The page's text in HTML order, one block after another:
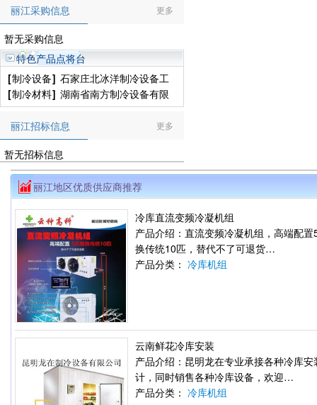
更多
丽江采购信息
暂无采购信息
特色产品点将台
[制冷设备] 石家庄北冰洋制冷设备工
程有限公司
[制冷材料] 湖南省南方制冷设备有限
公司
更多
丽江招标信息
暂无招标信息
丽江地区优质供应商推荐
冷库直流变频冷凝机组
产品介绍：直流变频冷凝机组，高端配置
换传统10匹，替代不了可退货…
产品分类： 冷库机组
云南鲜花冷库安装
产品介绍：昆明龙在专业承接各种冷库安
计，同时销售各种冷库设备，欢迎…
产品分类： 冷库机组